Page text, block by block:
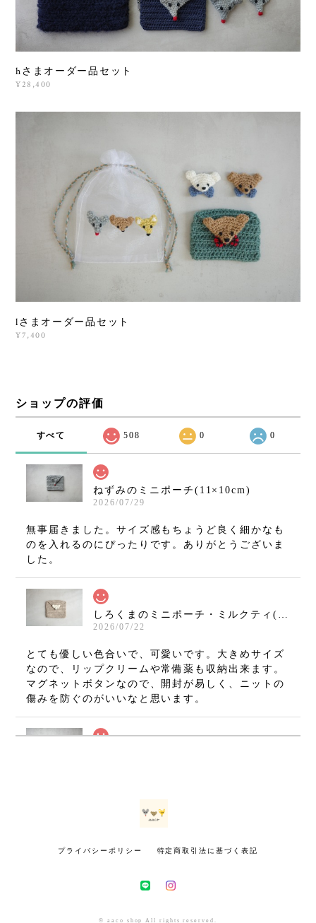
hさまオーダー品セット
¥28,400
lさまオーダー品セット
¥7,400
ショップの評価
すべて 508 0 0
ねずみのミニポーチ(11×10cm)
2026/07/29
無事届きました。サイズ感もちょうど良く細かなも
のを入れるのにぴったりです。ありがとうございま
した。
2026/07/22
とても優しい色合いで、可愛いです。大きめサイズ
なので、リップクリームや常備薬も収納出来ます。
マグネットボタンなので、開封が易しく、ニットの
傷みを防ぐのがいいなと思います。
す！ 大切に使いたいと思います。 ありがとうござ
2026/07/02
インスタで初めて拝見した時から、いつかお迎えし
プライバシーポリシー 特定商取引法に基づく表記
© aaco shop All rights reserved.